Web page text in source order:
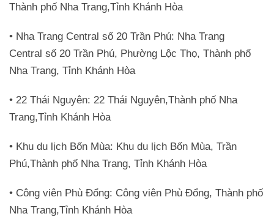
Thành phố Nha Trang,Tỉnh Khánh Hòa
• Nha Trang Central số 20 Trần Phú: Nha Trang
Central số 20 Trần Phú, Phường Lộc Thọ, Thành phố
Nha Trang, Tỉnh Khánh Hòa
• 22 Thái Nguyên: 22 Thái Nguyên,Thành phố Nha
Trang,Tỉnh Khánh Hòa
• Khu du lịch Bốn Mùa: Khu du lịch Bốn Mùa, Trần
Phú,Thành phố Nha Trang, Tỉnh Khánh Hòa
• Công viên Phù Đổng: Công viên Phù Đổng, Thành phố
Nha Trang,Tỉnh Khánh Hòa